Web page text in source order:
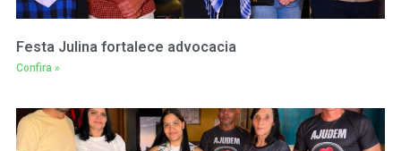
Festa Julina fortalece advocacia
Confira »